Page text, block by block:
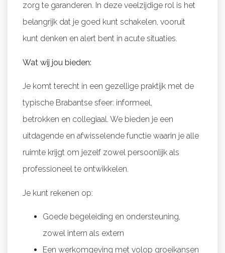
zorg te garanderen. In deze veelzijdige rol is het
belangrijk dat je goed kunt schakelen, vooruit
kunt denken en alert bent in acute situaties.
Wat wij jou bieden:
Je komt terecht in een gezellige praktijk met de
typische Brabantse sfeer: informeel,
betrokken en collegiaal. We bieden je een
uitdagende en afwisselende functie waarin je alle
ruimte krijgt om jezelf zowel persoonlijk als
professioneel te ontwikkelen.
Je kunt rekenen op:
Goede begeleiding en ondersteuning,
zowel intern als extern
Een werkomgeving met volop groeikansen